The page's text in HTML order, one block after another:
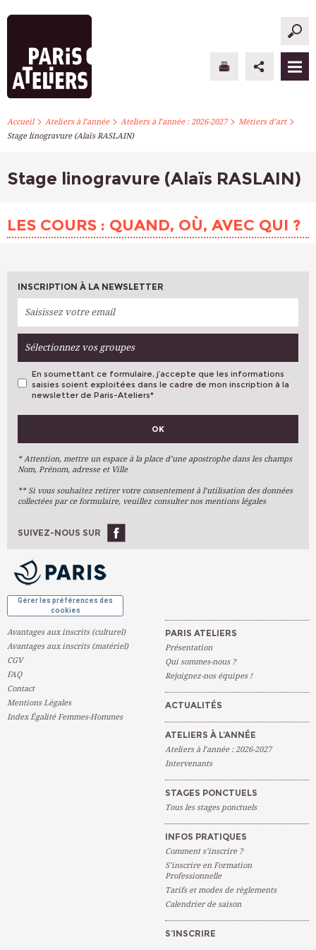
PARIS ATELIERS
ATELIERS À L’ANNÉE
STAGES PONCTUELS
S’INSCRIRE
Accueil> Ateliers à l’année> Ateliers à l’année : 2026-2027> Métiers d’art>
Stage linogravure (Alaïs RASLAIN)
Stage linogravure (Alaïs RASLAIN)
LES COURS : QUAND, OÙ, AVEC QUI ?
INSCRIPTION À LA NEWSLETTER
Sélectionnez vos groupes
VOS PRÉFÉRENCES
Arts Plastiques
Arts Du Texte
Arts Numériques
Ateliers À L'année
En soumettant ce formulaire, j’accepte que les informations
saisies soient exploitées dans le cadre de mon inscription à la
newsletter de Paris-Ateliers*
OK
* Attention, mettre un espace à la place d’une apostrophe dans les champs
Nom, Prénom, adresse et Ville
** Si vous souhaitez retirer votre consentement à l’utilisation des données
collectées par ce formulaire, veuillez consulter nos mentions légales
SUIVEZ-NOUS SUR
Gérer les préférences des
cookies
Avantages aux inscrits (culturel)
Avantages aux inscrits (matériel)
CGV
FAQ
Contact
Mentions Légales
Index Égalité Femmes-Hommes
PARIS ATELIERS
Présentation
Qui sommes-nous ?
Rejoignez-nos équipes !
ACTUALITÉS
ATELIERS À L’ANNÉE
Ateliers à l’année : 2026-2027
Intervenants
STAGES PONCTUELS
Tous les stages ponctuels
INFOS PRATIQUES
Comment s’inscrire ?
S’inscrire en Formation
Professionnelle
Tarifs et modes de règlements
Calendrier de saison
S’INSCRIRE